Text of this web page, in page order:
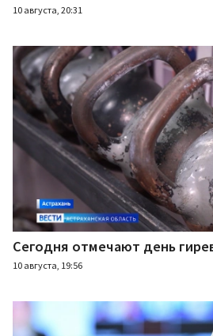
10 августа, 20:31
Сегодня отмечают день
10 августа, 19:56